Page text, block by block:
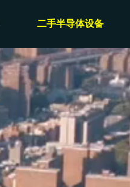
二手半导体设备